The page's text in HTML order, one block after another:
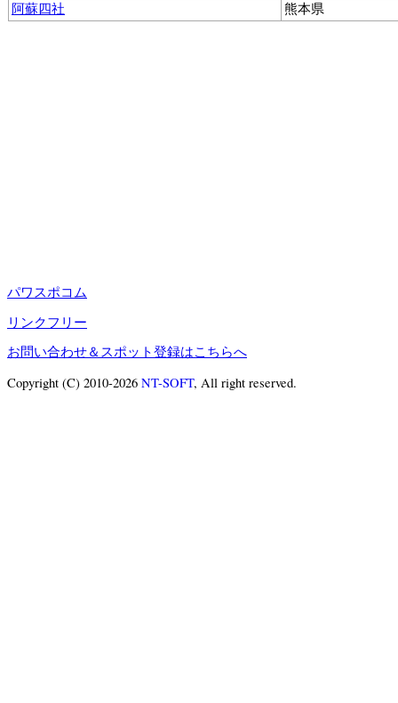
阿蘇四社
熊本県
パワスポコム
リンクフリー
お問い合わせ＆スポット登録はこちらへ
Copyright (C) 2010-2026 NT-SOFT, All right reserved.